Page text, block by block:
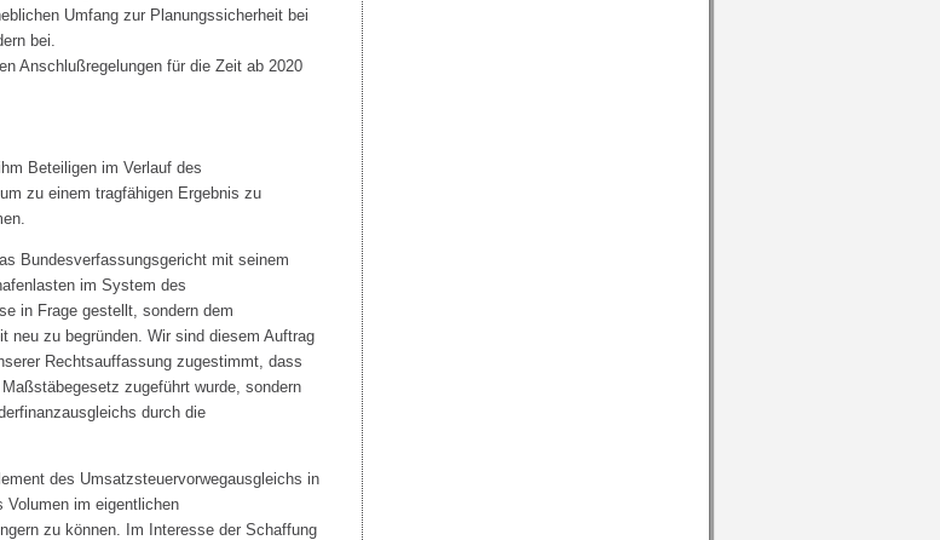
Umfang zur Planungssicherheit bei
bei.
Anschlußregelungen für die Zeit ab 2020
Beteiligen im Verlauf des
zu einem tragfähigen Ergebnis zu
Bundesverfassungsgericht mit seinem
im System des
in Frage gestellt, sondern dem
neu zu begründen. Wir sind diesem Auftrag
Rechtsauffassung zugestimmt, dass
zugeführt wurde, sondern
durch die
des Umsatzsteuervorwegausgleichs in
Volumen im eigentlichen
zu können. Im Interesse der Schaffung